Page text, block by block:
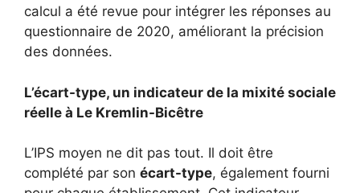
calcul a été revue pour intégrer les réponses au
questionnaire de 2020, améliorant la précision
des données.
L’écart-type, un indicateur de la mixité sociale
réelle à Le Kremlin-Bicêtre
L’IPS moyen ne dit pas tout. Il doit être
complété par son écart-type, également fourni